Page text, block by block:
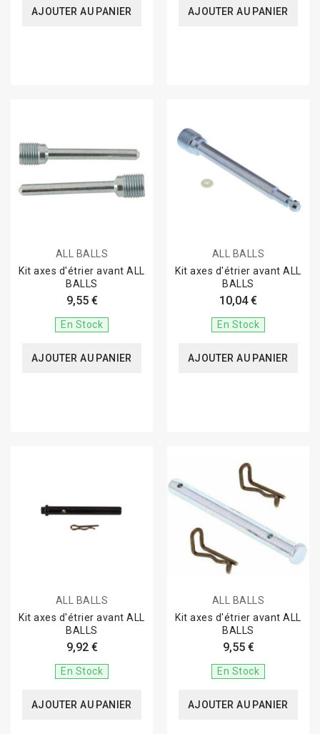
AJOUTER AU PANIER AJOUTER AU PANIER
ALL BALLS
Kit axes d'étrier avant ALL
BALLS
9,55 €
En Stock
AJOUTER AU PANIER
ALL BALLS
Kit axes d'étrier avant ALL
BALLS
10,04 €
En Stock
AJOUTER AU PANIER
ALL BALLS
Kit axes d'étrier avant ALL
BALLS
9,92 €
En Stock
AJOUTER AU PANIER
ALL BALLS
Kit axes d'étrier avant ALL
BALLS
9,55 €
En Stock
AJOUTER AU PANIER